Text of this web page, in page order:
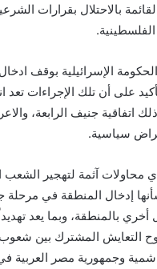
بالاحتلال بقرارات
الحكومة الإسرائيلية بوقف
على أن تلك الإجراءات تعد
اتفاقية جنيف الرابعة،
سياسية.
محاولات آثمة لتهجير
إدخال المنطقة في
أخري بالمنطقة، وبما يعد
التعايش المشترك بين شعوب
وجمهورية مصر العربية